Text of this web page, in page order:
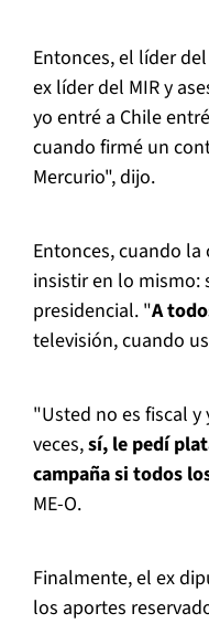
Entonces, el líder
ex líder del MIR y
yo entré a Chile
cuando firmé un
Mercurio", dijo.
Entonces, cuando la
insistir en lo mismo:
presidencial. "A
televisión, cuando
"Usted no es fiscal
veces,sí, le pedí
campaña si todos
ME-O.
Finalmente, el ex
los aportes